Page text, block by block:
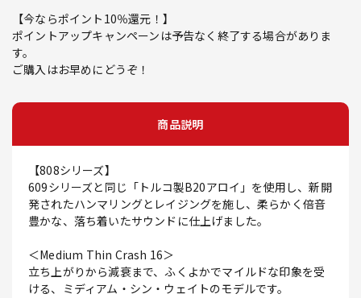
【今ならポイント10％還元！】
ポイントアップキャンペーンは予告なく終了する場合がありま
す。
ご購入はお早めにどうぞ！
商品説明
【808シリーズ】
609シリーズと同じ「トルコ製B20アロイ」を使用し、新開
発されたハンマリングとレイジングを施し、柔らかく倍音
豊かな、落ち着いたサウンドに仕上げました。
＜Medium Thin Crash 16＞
立ち上がりから減衰まで、ふくよかでマイルドな印象を受
ける、ミディアム・シン・ウェイトのモデルです。